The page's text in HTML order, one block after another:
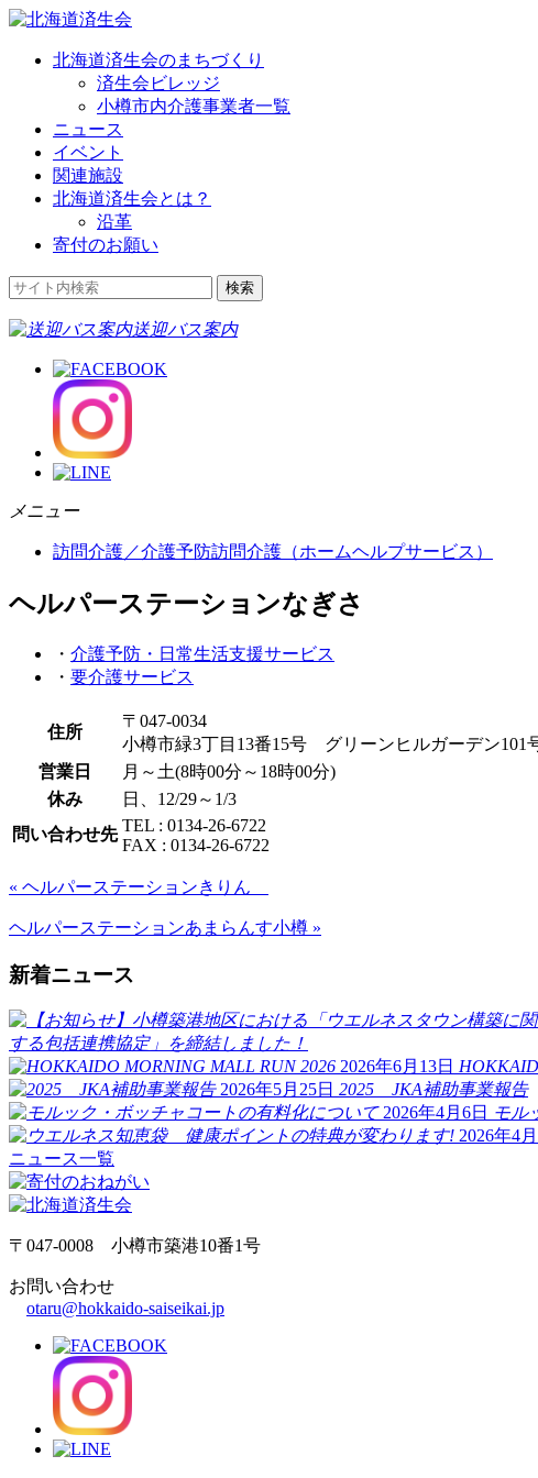
北海道済生会のまちづくり
済生会ビレッジ
小樽市内介護事業者一覧
ニュース
イベント
関連施設
北海道済生会とは？
沿革
寄付のお願い
送迎バス案内
メニュー
訪問介護／介護予防訪問介護（ホームヘルプサービス）
ヘルパーステーションなぎさ
・ 介護予防・日常生活支援サービス
・ 要介護サービス
住所
〒047-0034
小樽市緑3丁目13番15号 グリーンヒルガーデン101
営業日
月～土(8時00分～18時00分)
休み
日、12/29～1/3
問い合わせ先 TEL : 0134-26-6722
FAX : 0134-26-6722
« ヘルパーステーションきりん
ヘルパーステーションあまらんす小樽 »
新着ニュース
する包括連携協定」を締結しました！
2026年6月13日
2026年5月25日 2025 JKA補助事業報告
2026年4月6日 モル
2026年4
ニュース一覧
〒047-0008 小樽市築港10番1号
お問い合わせ
otaru@hokkaido-saiseikai.jp